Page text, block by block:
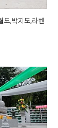
도,박지도,라벤